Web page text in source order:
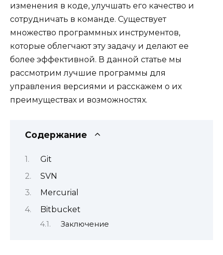
изменения в коде, улучшать его качество и
сотрудничать в команде. Существует
множество программных инструментов,
которые облегчают эту задачу и делают ее
более эффективной. В данной статье мы
рассмотрим лучшие программы для
управления версиями и расскажем о их
преимуществах и возможностях.
Содержание
Git
SVN
Mercurial
Bitbucket
Заключение